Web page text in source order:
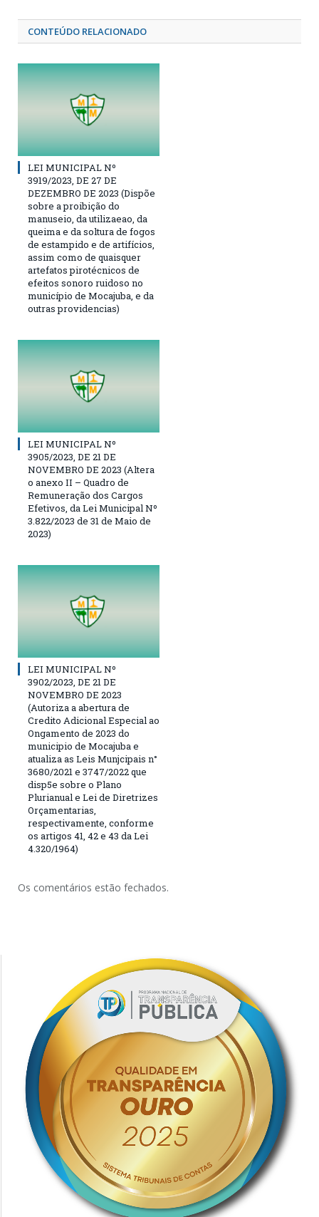
CONTEÚDO RELACIONADO
LEI MUNICIPAL Nº
3919/2023, DE 27 DE
DEZEMBRO DE 2023 (Dispõe
sobre a proibição do
manuseio, da utilizaeao, da
queima e da soltura de fogos
de estampido e de artifícios,
assim como de quaisquer
artefatos pirotécnicos de
efeitos sonoro ruidoso no
município de Mocajuba, e da
outras providencias)
LEI MUNICIPAL Nº
3905/2023, DE 21 DE
NOVEMBRO DE 2023 (Altera
o anexo II – Quadro de
Remuneração dos Cargos
Efetivos, da Lei Municipal Nº
3.822/2023 de 31 de Maio de
2023)
LEI MUNICIPAL Nº
3902/2023, DE 21 DE
NOVEMBRO DE 2023
(Autoriza a abertura de
Credito Adicional Especial ao
Ongamento de 2023 do
municipio de Mocajuba e
atualiza as Leis Munjcipais n°
3680/2021 e 3747/2022 que
disp5e sobre o Plano
Plurianual e Lei de Diretrizes
Orçamentarias,
respectivamente, conforme
os artigos 41, 42 e 43 da Lei
4.320/1964)
Os comentários estão fechados.